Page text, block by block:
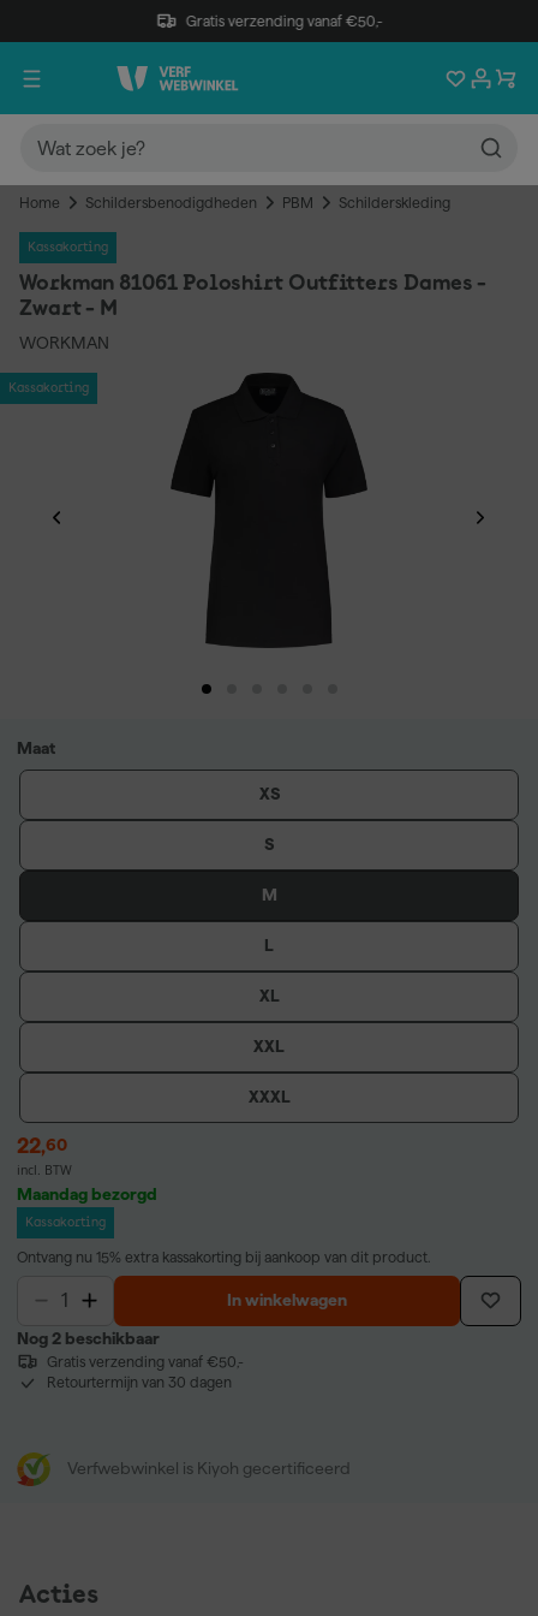
Gratis verzending vanaf €50,-
Home Schildersbenodigdheden PBM Schilderskleding
Kassakorting
Workman 81061 Poloshirt Outfitters Dames -
Zwart - M
WORKMAN
Kassakorting
Maat
XS
S
M
L
XL
XXL
XXXL
22,60
incl. BTW
Maandag bezorgd
Kassakorting
Ontvang nu 15% extra kassakorting bij aankoop van dit product.
In winkelwagen
Nog 2 beschikbaar
Gratis verzending vanaf €50,-
Retourtermijn van 30 dagen
Verfwebwinkel is Kiyoh gecertificeerd
Acties